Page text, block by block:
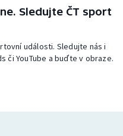
Sledujte ČT sport
události. Sledujte nás i
či YouTube a buďte v obraze.